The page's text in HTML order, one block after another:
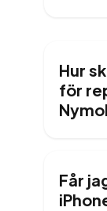
Hur
för
Får